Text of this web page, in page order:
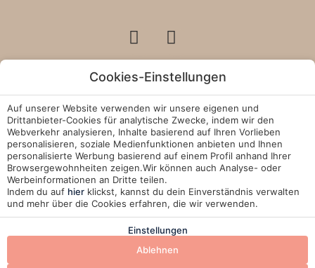
Rechtliche Hinweise
Cookie-Richtlinie
Juntas Alameda de Jandia
Manage Cookies
Entwickelt vonMirai
Cookies-Einstellungen
Auf unserer Website verwenden wir unsere eigenen und
Drittanbieter-Cookies für analytische Zwecke, indem wir den
Webverkehr analysieren, Inhalte basierend auf Ihren Vorlieben
personalisieren, soziale Medienfunktionen anbieten und Ihnen
personalisierte Werbung basierend auf einem Profil anhand Ihrer
Browsergewohnheiten zeigen.Wir können auch Analyse- oder
Werbeinformationen an Dritte teilen.
Indem du auf hier klickst, kannst du dein Einverständnis verwalten
und mehr über die Cookies erfahren, die wir verwenden.
Einstellungen
Ablehnen